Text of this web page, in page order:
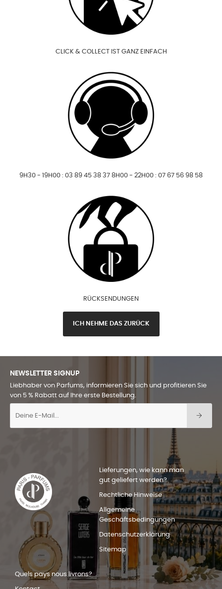
CLICK & COLLECT IST GANZ EINFACH
9H30 - 19H00 : 03 89 45 38 37 8H00 - 22H00 : 07 67 56 98 58
RÜCKSENDUNGEN
ICH NEHME DAS ZURÜCK
NEWSLETTER SIGNUP
Liebhaber von Parfums, informieren Sie sich und profitieren Sie
von 5 % Rabatt auf Ihre erste Bestellung.
Lieferungen, wie kann man
gut geliefert werden?
Rechtliche Hinweise
Allgemeine
Geschäftsbedingungen
Datenschutzerklärung
Sitemap
Quels pays nous livrons?